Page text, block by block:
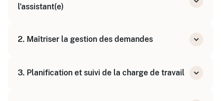
l'assistant(e)
équipes
2. Maîtriser la gestion des demandes
Hiérarchiser les demandes selon l'importance
3. Planification et suivi de la charge de travail